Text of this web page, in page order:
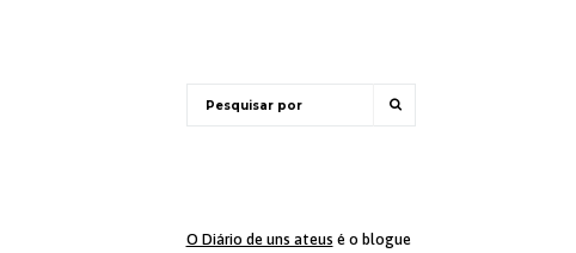
O Diário de uns ateus é o blogue